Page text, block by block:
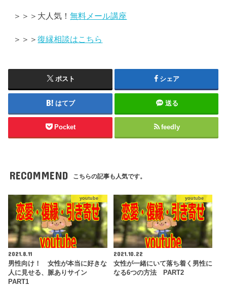
＞＞＞大人気！無料メール講座
＞＞＞復縁相談はこちら
ポスト シェア
はてブ 送る
Pocket feedly
RECOMMEND こちらの記事も人気です。
youtube
2021.8.11
男性向け！ 女性が本当に好きな
人に見せる、脈ありサイン
PART1
youtube
2021.10.22
女性が一緒にいて落ち着く男性に
なる6つの方法 PART2